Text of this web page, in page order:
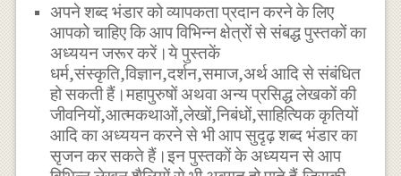
अपने शब्द भंडार को व्यापकता प्रदान करने के लिए
आपको चाहिए कि आप विभिन्न क्षेत्रों से संबद्ध पुस्तकों का
अध्ययन जरूर करें।ये पुस्तकें
धर्म,संस्कृति,विज्ञान,दर्शन,समाज,अर्थ आदि से संबंधित
हो सकती हैं।महापुरुषों अथवा अन्य प्रसिद्ध लेखकों की
जीवनियों,आत्मकथाओं,लेखों,निबंधों,साहित्यिक कृतियों
आदि का अध्ययन करने से भी आप सुदृढ़ शब्द भंडार का
सृजन कर सकते हैं।इन पुस्तकों के अध्ययन से आप